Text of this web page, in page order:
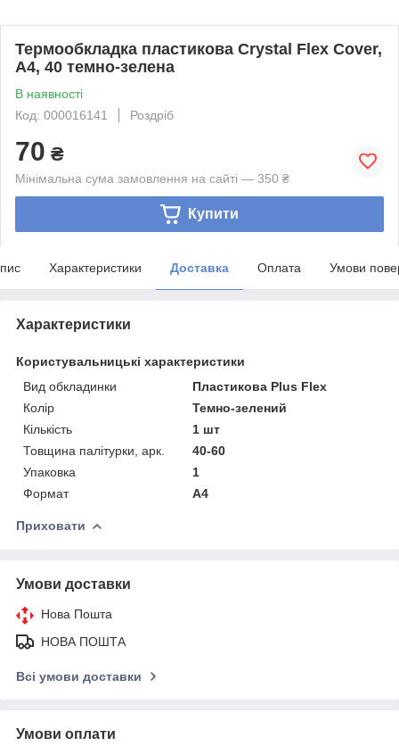
Термообкладка пластикова Crystal Flex Cover,
A4, 40 темно-зелена
В наявності
Код: 000016141
Роздріб
70 ₴
Мінімальна сума замовлення на сайті — 350 ₴
Купити
Характеристики Доставка Оплата Умови
Характеристики
Користувальницькі характеристики
Вид обкладинки
Пластикова Plus Flex
Колір
Темно-зелений
Кількість
1 шт
Товщина палітурки, арк.
40-60
Упаковка
1
Формат
A4
Приховати
Умови доставки
Нова Пошта
НОВА ПОШТА
Всі умови доставки
Умови оплати